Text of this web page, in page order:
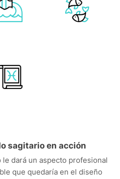
sagitario en acción
dará un aspecto profesional
que quedaría en el diseño